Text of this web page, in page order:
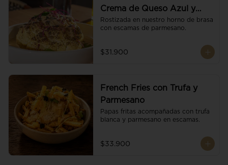
Crema de Queso Azul y
Vino
Rostizada en nuestro horno de brasa
con escamas de parmesano.
$31.900
French Fries con Trufa y
Parmesano
Papas fritas acompañadas con trufa
blanca y parmesano en escamas.
$33.900